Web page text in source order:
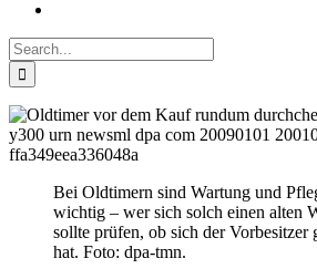
Search
for:
Bei Oldtimern sind Wartung und
wichtig – wer sich solch einen alten
sollte prüfen, ob sich der Vorbesitzer
hat. Foto: dpa-tmn.